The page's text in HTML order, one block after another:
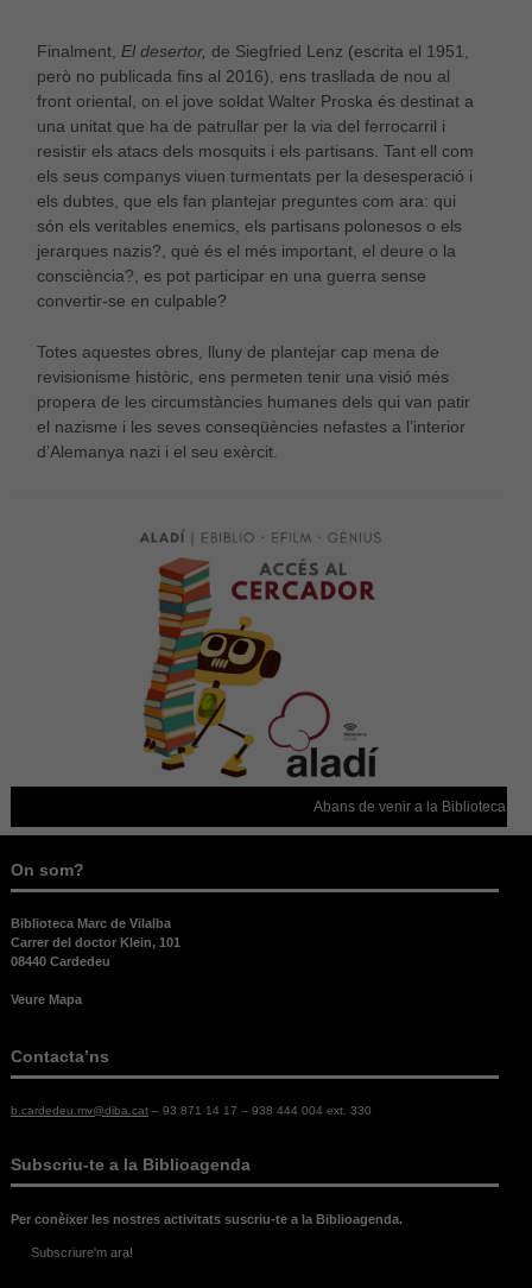
Finalment, El desertor, de Siegfried Lenz (escrita el 1951,
però no publicada fins al 2016), ens trasllada de nou al
front oriental, on el jove soldat Walter Proska és destinat a
una unitat que ha de patrullar per la via del ferrocarril i
resistir els atacs dels mosquits i els partisans. Tant ell com
els seus companys viuen turmentats per la desesperació i
els dubtes, que els fan plantejar preguntes com ara: qui
són els veritables enemics, els partisans polonesos o els
jerarques nazis?, què és el més important, el deure o la
consciència?, es pot participar en una guerra sense
convertir-se en culpable?
Totes aquestes obres, lluny de plantejar cap mena de
revisionisme històric, ens permeten tenir una visió més
propera de les circumstàncies humanes dels qui van patir
el nazisme i les seves conseqüències nefastes a l’interior
d’Alemanya nazi i el seu exèrcit.
Abans de venir a la Biblioteca,
On som?
Biblioteca Marc de Vilalba
Carrer del doctor Klein, 101
08440 Cardedeu
Veure Mapa
Contacta’ns
b.cardedeu.mv@diba.cat– 93 871 14 17 – 938 444 004 ext. 330
Subscriu-te a la Biblioagenda
Per conèixer les nostres activitats suscriu-te a la Biblioagenda.
Subscriure'm ara!
Necessàries
Aquestes
cookies no
són
opcionals,
són
necessàries
per al bon
funcionament
Estadístiques
Per a millorar
la nostra web
Experiència
Per tal que el
durant la
vostra visita.
Si rebutges
aquestes
cookies,
alguna
funcionalitat